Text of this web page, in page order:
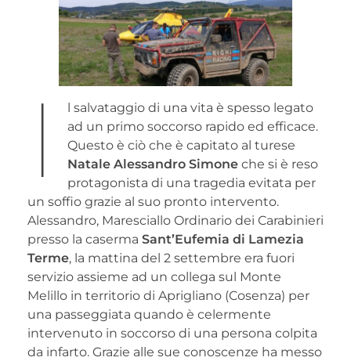
I
l salvataggio di una vita è spesso legato
ad un primo soccorso rapido ed efficace.
Questo è ciò che è capitato al turese
Natale Alessandro Simone che si è reso
protagonista di una tragedia evitata per
un soffio grazie al suo pronto intervento.
Alessandro, Maresciallo Ordinario dei Carabinieri
presso la caserma Sant’Eufemia di Lamezia
Terme, la mattina del 2 settembre era fuori
servizio assieme ad un collega sul Monte
Melillo in territorio di Aprigliano (Cosenza) per
una passeggiata quando è celermente
intervenuto in soccorso di una persona colpita
da infarto. Grazie alle sue conoscenze ha messo